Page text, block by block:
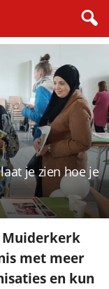
zien hoe je kunt meedoen
je zien hoe je
Muiderkerk
met meer
en kun